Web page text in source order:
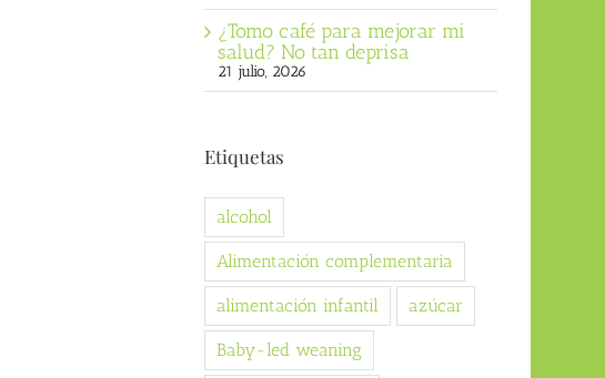
¿Tomo café para mejorar mi
salud? No tan deprisa
21 julio, 2026
Etiquetas
alcohol
Alimentación complementaria
alimentación infantil azúcar
Baby-led weaning